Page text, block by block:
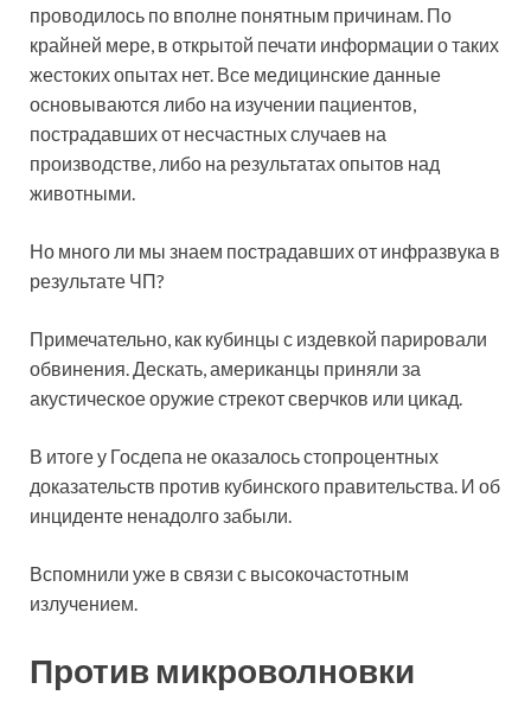
проводилось по вполне понятным причинам. По
крайней мере, в открытой печати информации о таких
жестоких опытах нет. Все медицинские данные
основываются либо на изучении пациентов,
пострадавших от несчастных случаев на
производстве, либо на результатах опытов над
животными.
Но много ли мы знаем пострадавших от инфразвука в
результате ЧП?
Примечательно, как кубинцы с издевкой парировали
обвинения. Дескать, американцы приняли за
акустическое оружие стрекот сверчков или цикад.
В итоге у Госдепа не оказалось стопроцентных
доказательств против кубинского правительства. И об
инциденте ненадолго забыли.
Вспомнили уже в связи с высокочастотным
излучением.
Против микроволновки